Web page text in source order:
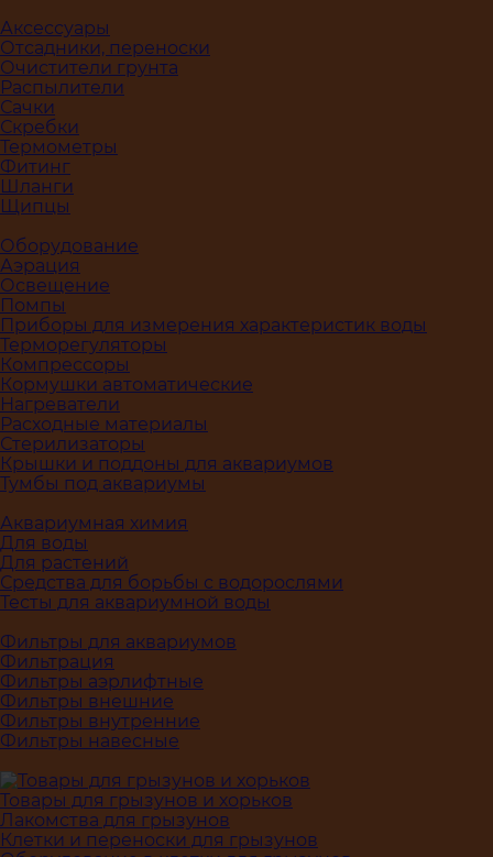
Аксессуары
Отсадники, переноски
Очистители грунта
Распылители
Сачки
Скребки
Термометры
Фитинг
Шланги
Щипцы
Оборудование
Аэрация
Освещение
Помпы
Приборы для измерения характеристик воды
Терморегуляторы
Компрессоры
Кормушки автоматические
Нагреватели
Расходные материалы
Стерилизаторы
Крышки и поддоны для аквариумов
Тумбы под аквариумы
Аквариумная химия
Для воды
Для растений
Средства для борьбы с водорослями
Тесты для аквариумной воды
Фильтры для аквариумов
Фильтрация
Фильтры аэрлифтные
Фильтры внешние
Фильтры внутренние
Фильтры навесные
Товары для грызунов и хорьков
Лакомства для грызунов
Клетки и переноски для грызунов